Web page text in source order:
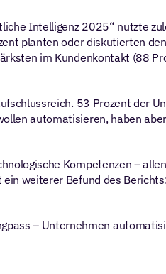
Intelligenz 2025“ nutzte
planten oder diskutierten
im Kundenkontakt (88
53 Prozent der
automatisieren, haben
Kompetenzen –
weiterer Befund des
– Unternehmen